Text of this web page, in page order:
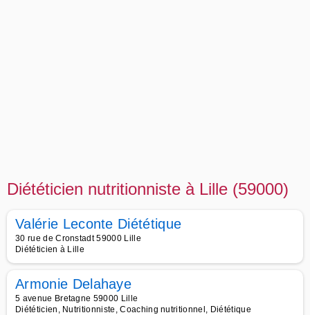
Diététicien nutritionniste à Lille (59000)
Valérie Leconte Diététique
30 rue de Cronstadt 59000 Lille
Diététicien à Lille
Armonie Delahaye
5 avenue Bretagne 59000 Lille
Diététicien, Nutritionniste, Coaching nutritionnel, Diététique